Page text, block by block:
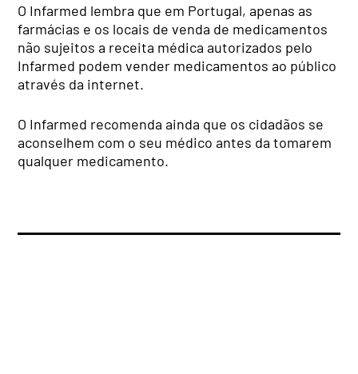
O Infarmed lembra que em Portugal, apenas as
farmácias e os locais de venda de medicamentos
não sujeitos a receita médica autorizados pelo
Infarmed podem vender medicamentos ao público
através da internet.
O Infarmed recomenda ainda que os cidadãos se
aconselhem com o seu médico antes da tomarem
qualquer medicamento.